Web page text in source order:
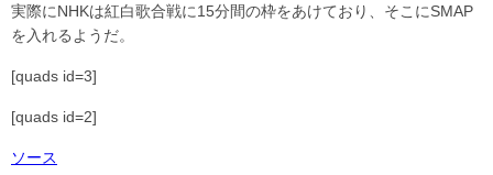
実際にNHKは紅白歌合戦に15分間の枠をあけており、そこにSMAP
を入れるようだ。
[quads id=3]
[quads id=2]
ソース